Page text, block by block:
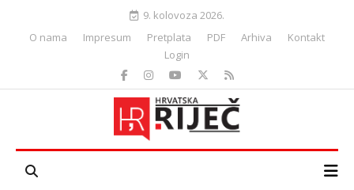
9. kolovoza 2026.
O nama
Impresum Pretplata PDF Arhiva
Kontakt
Login